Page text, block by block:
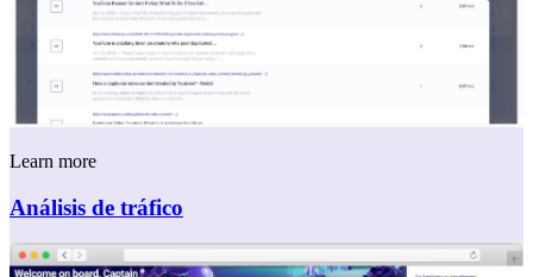
Learn more
Análisis de tráfico